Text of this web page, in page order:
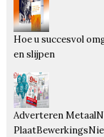
Hoe u succesvol
en slijpen
Adverteren